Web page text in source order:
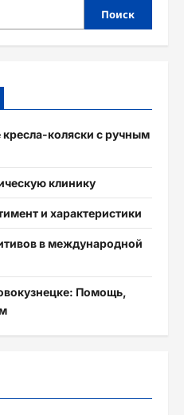
Поиск
коляски с ручным
клинику
и характеристики
в международной
Помощь,